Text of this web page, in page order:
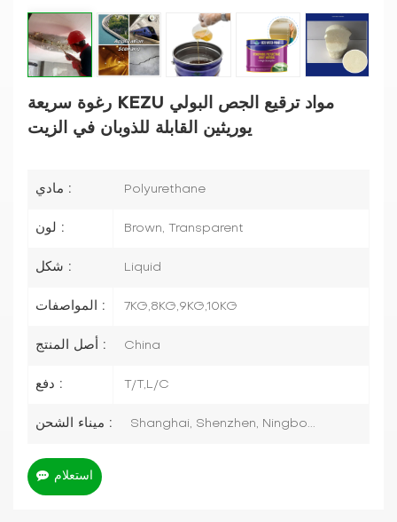
رغوة سريعة KEZU مواد ترقيع الجص البولي
يوريثين القابلة للذوبان في الزيت
مادي : Polyurethane
لون : Brown, Transparent
شكل : Liquid
المواصفات : 7KG,8KG,9KG,10KG
أصل المنتج : China
دفع : T/T,L/C
ميناء الشحن : Shanghai, Shenzhen, Ningbo...
استعلام